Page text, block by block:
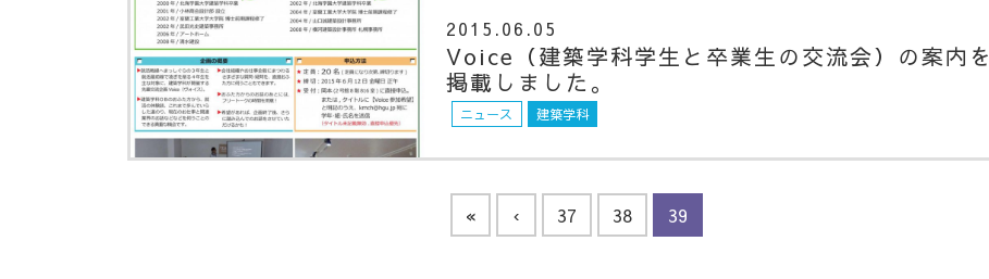
2015.06.05
Voice（建築学科学生と卒業生の交流会）の案内を
掲載しました。
ニュース 建築学科
« ‹ 37 38 39